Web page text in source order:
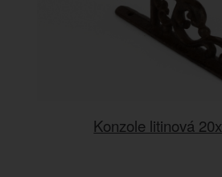
Konzole litinová